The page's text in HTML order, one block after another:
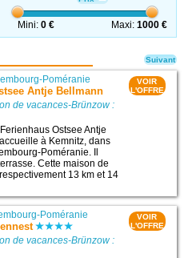
Mini:0 € Maxi: 1000 €
Poméranie
Antje Bellmann
de vacances-Brünzow :
Ostsee Antje
à Kemnitz, dans
Poméranie. Il
Cette maison de
13 km et 14
VOIR
L'OFFRE
Poméranie
de vacances-Brünzow :
VOIR
L'OFFRE
Suivant